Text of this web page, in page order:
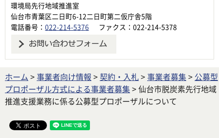
環境局先行地域推進室
仙台市青葉区二日町6-12二日町第二仮庁舎5階
電話番号： 022-214-5376 ファクス：022-214-5378
ホーム >事業者向け情報 > 契約・入札>事業者募集 > 公募型
プロポーザル方式による事業者募集 > 仙台市脱炭素先行地域
推進支援業務に係る公募型プロポーザルについて